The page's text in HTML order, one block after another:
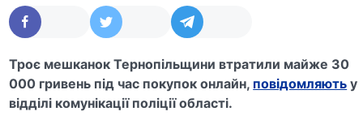
Троє мешканок Тернопільщини втратили майже 30
000 гривень під час покупок онлайн, повідомляють у
відділі комунікації поліції області.